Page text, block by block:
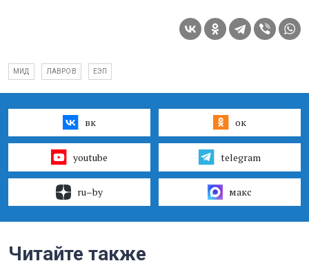
МИД ЛАВРОВ ЕЭП
вк ок
youtube telegram
ru–by макс
Читайте также